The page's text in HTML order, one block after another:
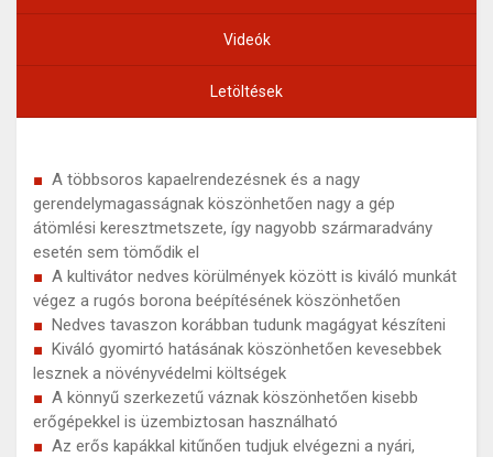
Videók
Letöltések
A többsoros kapaelrendezésnek és a nagy
gerendelymagasságnak köszönhetően nagy a gép
átömlési keresztmetszete, így nagyobb szármaradvány
esetén sem tömődik el
A kultivátor nedves körülmények között is kiváló munkát
végez a rugós borona beépítésének köszönhetően
Nedves tavaszon korábban tudunk magágyat készíteni
Kiváló gyomirtó hatásának köszönhetően kevesebbek
lesznek a növényvédelmi költségek
A könnyű szerkezetű váznak köszönhetően kisebb
erőgépekkel is üzembiztosan használható
Az erős kapákkal kitűnően tudjuk elvégezni a nyári,